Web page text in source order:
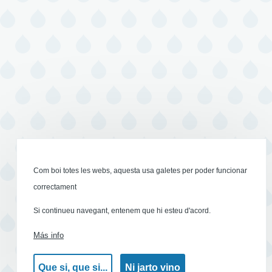
Com boi totes les webs, aquesta usa galetes per poder funcionar
correctament
Si continueu navegant, entenem que hi esteu d'acord.
Más info
Que si, que si... Ni jarto vino